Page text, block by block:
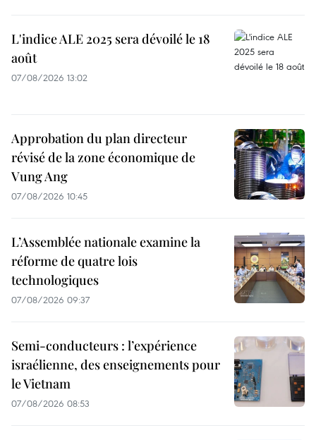
L'indice ALE 2025 sera dévoilé le 18
août
07/08/2026 13:02
Approbation du plan directeur
révisé de la zone économique de
Vung Ang
07/08/2026 10:45
L’Assemblée nationale examine la
réforme de quatre lois
technologiques
07/08/2026 09:37
Semi-conducteurs : l’expérience
israélienne, des enseignements pour
le Vietnam
07/08/2026 08:53